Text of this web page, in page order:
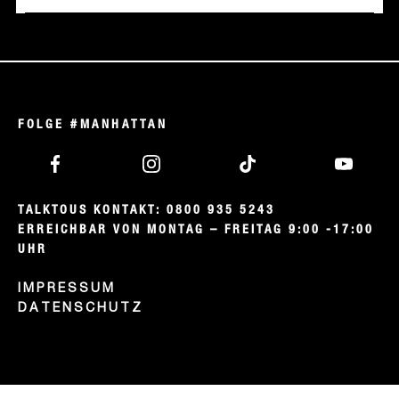
FOLGE #MANHATTAN
TALKTOUS KONTAKT: 0800 935 5243
ERREICHBAR VON MONTAG – FREITAG 9:00 -17:00
UHR
IMPRESSUM
DATENSCHUTZ